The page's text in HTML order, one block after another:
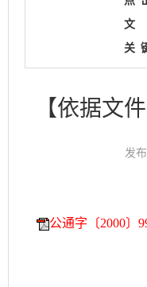
文
关
【依据文
发
公通字〔2000〕